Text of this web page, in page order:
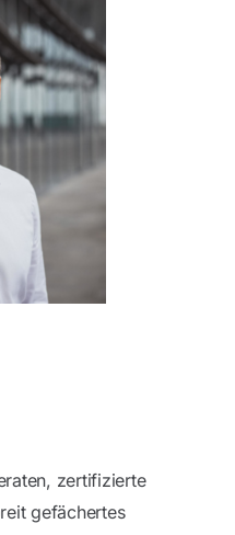
zertifizierte
gefächertes